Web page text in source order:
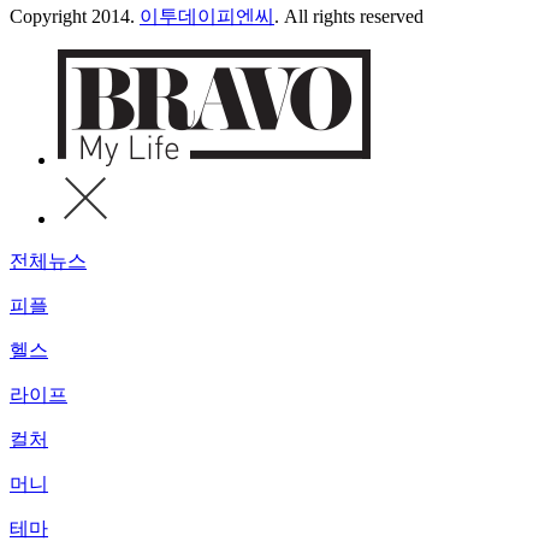
Copyright 2014. 이투데이피엔씨 . All rights reserved
전체뉴스
피플
헬스
라이프
컬처
머니
테마